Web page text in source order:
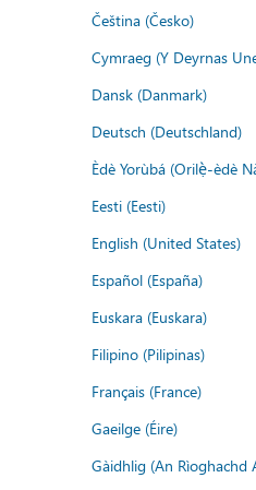
Čeština (Česko)
Cymraeg (Y Deyrnas
Dansk (Danmark)
Deutsch (Deutschland)
Èdè Yorùbá (Orilẹ̀-èdè
Eesti (Eesti)
English (United States)
Español (España)
Euskara (Euskara)
Filipino (Pilipinas)
Français (France)
Gaeilge (Éire)
Gàidhlig (An Rìoghachd